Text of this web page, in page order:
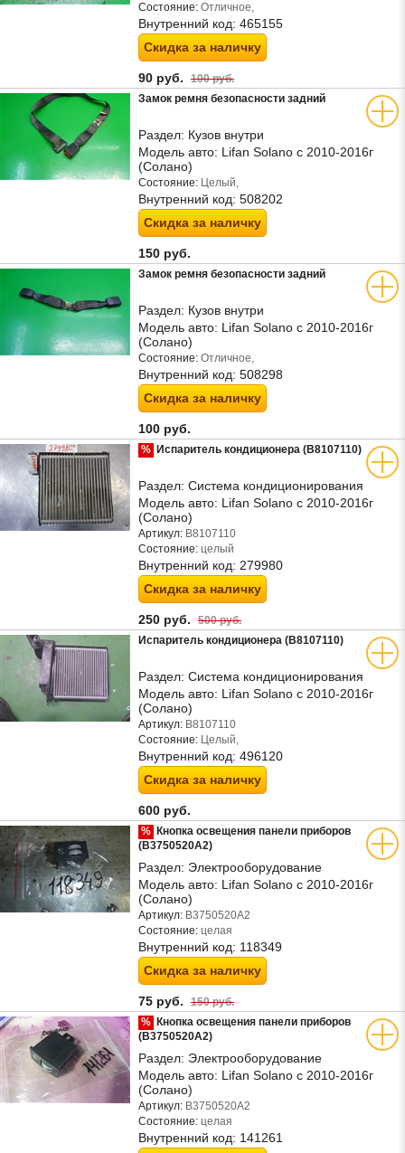
Состояние: Отличное,
Внутренний код: 465155
Скидка за наличку
90 руб. 100 руб.
Замок ремня безопасности задний
Раздел: Кузов внутри
Модель авто: Lifan Solano с 2010-2016г
(Солано)
Состояние: Целый,
Внутренний код: 508202
Скидка за наличку
150 руб.
Замок ремня безопасности задний
Раздел: Кузов внутри
Модель авто: Lifan Solano с 2010-2016г
(Солано)
Состояние: Отличное,
Внутренний код: 508298
Скидка за наличку
100 руб.
% Испаритель кондиционера (B8107110)
Раздел: Система кондиционирования
Модель авто: Lifan Solano с 2010-2016г
(Солано)
Артикул: B8107110
Состояние: целый
Внутренний код: 279980
Скидка за наличку
250 руб. 500 руб.
Испаритель кондиционера (B8107110)
Раздел: Система кондиционирования
Модель авто: Lifan Solano с 2010-2016г
(Солано)
Артикул: B8107110
Состояние: Целый,
Внутренний код: 496120
Скидка за наличку
600 руб.
% Кнопка освещения панели приборов
(B3750520A2)
Раздел: Электрооборудование
Модель авто: Lifan Solano с 2010-2016г
(Солано)
Артикул: B3750520A2
Состояние: целая
Внутренний код: 118349
Скидка за наличку
75 руб. 150 руб.
% Кнопка освещения панели приборов
(B3750520A2)
Раздел: Электрооборудование
Модель авто: Lifan Solano с 2010-2016г
(Солано)
Артикул: B3750520A2
Состояние: целая
Внутренний код: 141261